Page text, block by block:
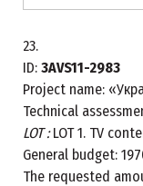
23.
ID: 3AVS11-2983
Project name:
Technical
LOT :LOT 1. TV
General budget:
The requested